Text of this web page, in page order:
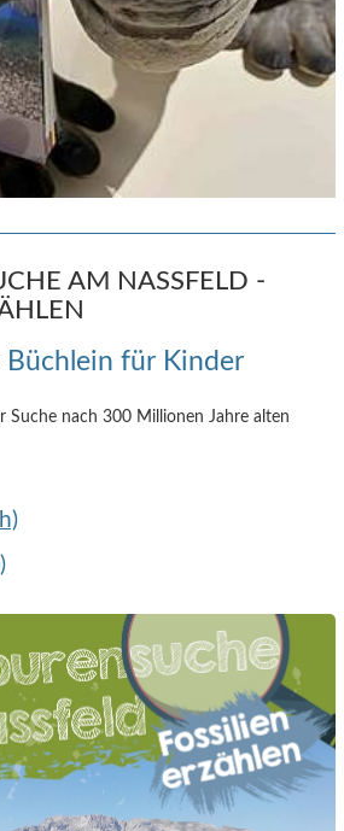
AM NASSFELD -
Büchlein für Kinder
Suche nach 300 Millionen Jahre alten